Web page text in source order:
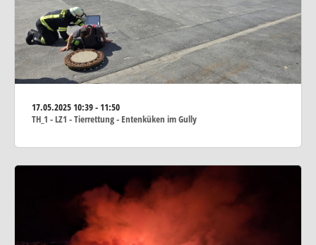
17.05.202510:39 - 11:50
TH_1 - LZ1 - Tierrettung - Entenküken im Gully